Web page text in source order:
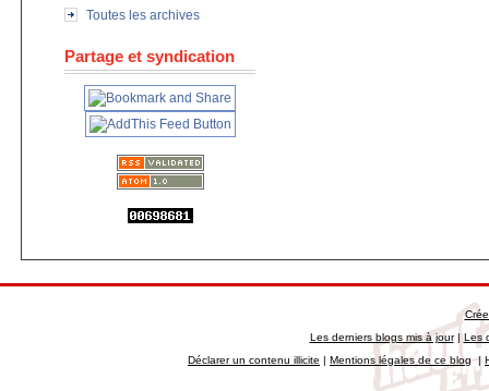
Toutes les archives
Partage et syndication
Les derniers blogs mis à jour|Les
Déclarer un contenu illicite | Mentions légales de ce blog|